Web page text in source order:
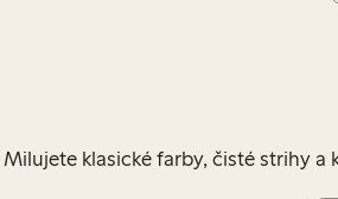
Milujete klasické farby, čisté strihy